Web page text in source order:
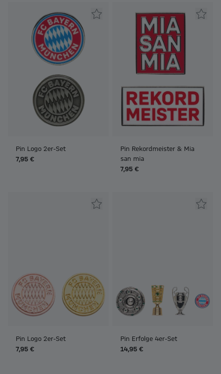
Pin Logo 2er-Set
7,95 €
Pin Rekordmeister & Mia
san mia
7,95 €
Pin Logo 2er-Set
7,95 €
Pin Erfolge 4er-Set
14,95 €